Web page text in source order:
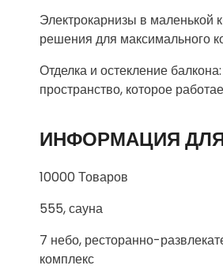
Электрокарнизы в маленькой
решения для максимального
Отделка и остекление балкона:
пространство, которое
ИНФОРМАЦИЯ
10000 Товаров
555, сауна
7 небо, ресторанно-
комплекс